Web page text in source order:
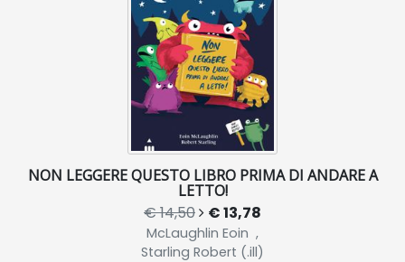
NON LEGGERE QUESTO LIBRO PRIMA DI ANDARE A
LETTO!
€ 14,50 € 13,78
McLaughlin Eoin ,
Starling Robert (.ill)